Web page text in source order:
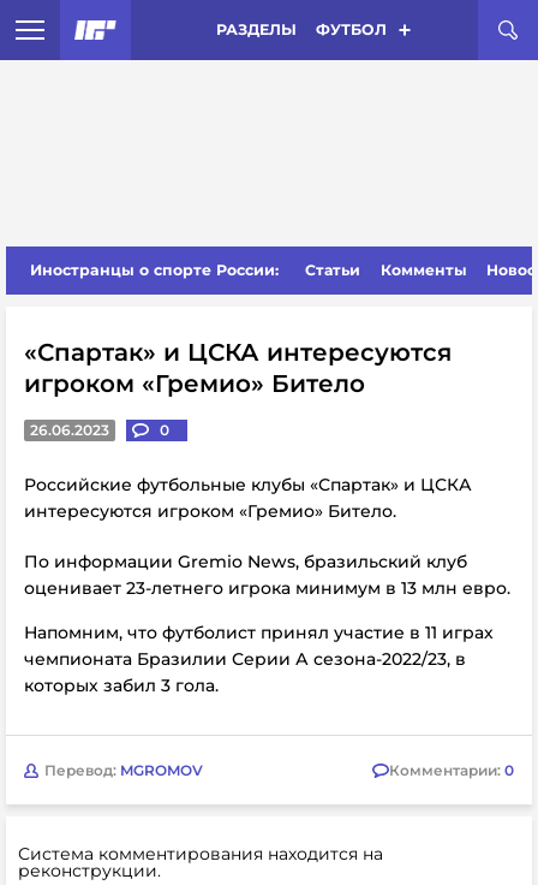
РАЗДЕЛЫ ФУТБОЛ
Иностранцы о спорте России: Статьи Комменты
«Спартак» и ЦСКА интересуются
игроком «Гремио» Битело
26.06.2023 0
Российские футбольные клубы «Спартак» и ЦСКА
интересуются игроком «Гремио» Битело.
По информации Grеmio News, бразильский клуб
оценивает 23-летнего игрока минимум в 13 млн евро.
Напомним, что футболист принял участие в 11 играх
чемпионата Бразилии Серии А сезона-2022/23, в
которых забил 3 гола.
Перевод: MGROMOV Комментарии: 0
Система комментирования находится на
реконструкции.